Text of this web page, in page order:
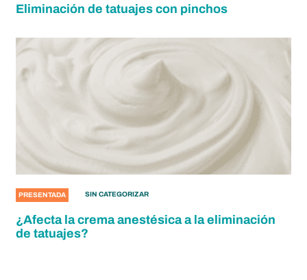
Eliminación de tatuajes con pinchos
PRESENTADA SIN CATEGORIZAR
¿Afecta la crema anestésica a la eliminación
de tatuajes?